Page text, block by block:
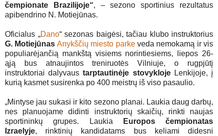
čempionate Brazilijoje“, – sezono sportinius rezultatus
apibendrino N. Motiejūnas.
Oficialus „Dano“ sezonas baigėsi, tačiau klubo instruktorius
G. Motiejūnas Anykščių miesto parkeveda nemokamą ir vis
populiarėjančią mankštą visiems norintiesiems, liepos 26-
ąją bus atnaujintos treniruotės Vilniuje, o rugpjūtį
instruktoriai dalyvaustarptautinėje stovyklojeLenkijoje, į
kurią kasmet susirenka po 400 meistrų iš viso pasaulio.
„Mintyse jau sukasi ir kito sezono planai. Laukia daug darbų,
nes planuojame didinti instruktorių skaičių, rinkti naujas
sportininkų grupes. Laukia
Europos čempionatas
Izraelyje, rinktinių kandidatams bus keliami didesni